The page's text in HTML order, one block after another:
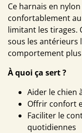
Ce harnais en
confortablement
limitant les tirages.
sous les antérieurs
comportement
À quoi ça sert ?
Aider le chien
Offrir confort
Faciliter le
quotidiennes